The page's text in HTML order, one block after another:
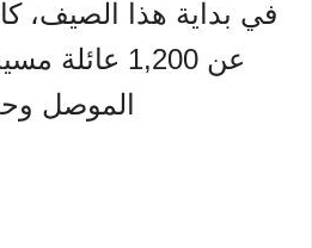
في بداية هذا الصيف،
عن 1,200
الموصل